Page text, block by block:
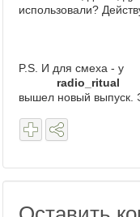
использовали?
P.S. И для смеха - у
radio_ritual
вышел новый выпуск.